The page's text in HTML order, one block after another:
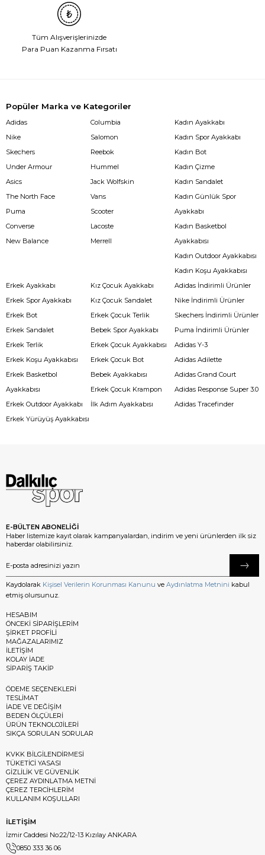
Tüm Alışverişlerinizde
Para Puan Kazanma Fırsatı
Popüler Marka ve Kategoriler
Adidas
Nike
Skechers
Under Armour
Asics
The North Face
Puma
Converse
New Balance
Columbia
Salomon
Reebok
Hummel
Jack Wolfskin
Vans
Scooter
Lacoste
Merrell
Kadın Ayakkabı
Kadın Spor Ayakkabı
Kadın Bot
Kadın Çizme
Kadın Sandalet
Kadın Günlük Spor
Ayakkabı
Kadın Basketbol
Ayakkabısı
Kadın Outdoor Ayakkabısı
Kadın Koşu Ayakkabısı
Erkek Ayakkabı
Erkek Spor Ayakkabı
Erkek Bot
Erkek Sandalet
Erkek Terlik
Erkek Koşu Ayakkabısı
Erkek Basketbol
Ayakkabısı
Erkek Outdoor Ayakkabı
Erkek Yürüyüş Ayakkabısı
Kız Çocuk Ayakkabı
Kız Çocuk Sandalet
Erkek Çocuk Terlik
Bebek Spor Ayakkabı
Erkek Çocuk Ayakkabısı
Erkek Çocuk Bot
Bebek Ayakkabısı
Erkek Çocuk Krampon
İlk Adım Ayakkabısı
Adidas İndirimli Ürünler
Nike İndirimli Ürünler
Skechers İndirimli Ürünler
Puma İndirimli Ürünler
Adidas Y-3
Adidas Adilette
Adidas Grand Court
Adidas Response Super 3.0
Adidas Tracefinder
E-BÜLTEN ABONELİĞİ
Haber listemize kayıt olarak kampanyalardan, indirim ve yeni ürünlerden ilk siz
haberdar olabilirsiniz.
Kaydolarak Kişisel Verilerin Korunması Kanunu ve Aydınlatma Metnini kabul
etmiş olursunuz.
HESABIM
ÖNCEKİ SİPARİŞLERİM
ŞİRKET PROFİLİ
MAĞAZALARIMIZ
İLETİŞİM
KOLAY İADE
SİPARİŞ TAKİP
ÖDEME SEÇENEKLERİ
TESLİMAT
İADE VE DEĞİŞİM
BEDEN ÖLÇÜLERİ
ÜRÜN TEKNOLOJİLERİ
SIKÇA SORULAN SORULAR
KVKK BİLGİLENDİRMESİ
TÜKETİCİ YASASI
GİZLİLİK VE GÜVENLİK
ÇEREZ AYDINLATMA METNİ
ÇEREZ TERCİHLERİM
KULLANIM KOŞULLARI
İLETİŞİM
İzmir Caddesi No:22/12-13 Kızılay ANKARA
0850 333 36 06